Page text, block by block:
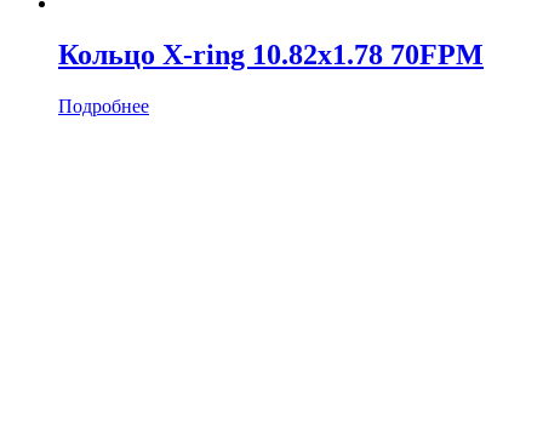
Кольцо X-ring 10.82х1.78 70FPM
Подробнее